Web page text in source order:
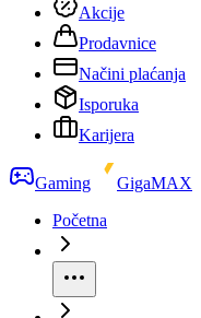
Akcije
Prodavnice
Načini plaćanja
Isporuka
Karijera
Gaming
GigaMAX
Početna